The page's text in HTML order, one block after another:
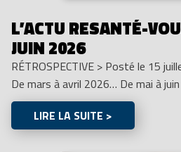
L’ACTU RESANTÉ-
JUIN 2026
RÉTROSPECTIVE > Posté le 15
De mars à avril 2026… De mai à
LIRE LA SUITE >